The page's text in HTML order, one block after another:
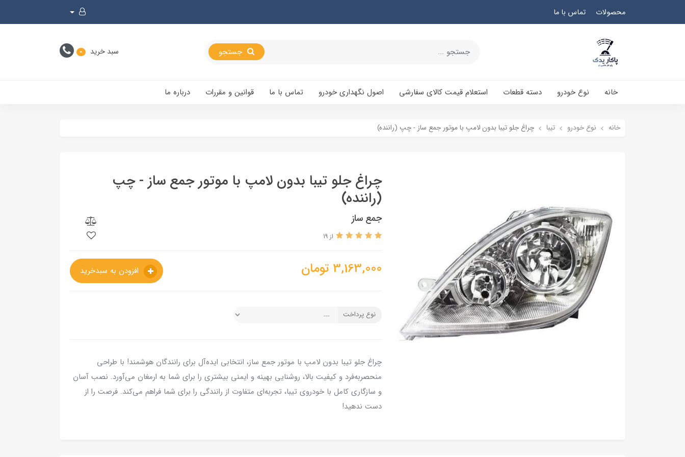
محصولات تماس با ما
سبد خرید 0
خانه نوع خودرو دسته قطعات استعلام قیمت کالای سفارشی اصول نگهداری خودرو تماس با ما قوانین و مقررات درباره ما
خانه نوع خودرو تیبا چراغ جلو تیبا بدون لامپ با موتور جمع ساز - چپ (راننده)
چراغ جلو تیبا بدون لامپ با موتور جمع ساز - چپ
(راننده)
جمع ساز
از 19
3,163,000 تومان
نوع پرداخت
چراغ جلو تیبا بدون لامپ با موتور جمع ساز، انتخابی ایده‌آل برای رانندگان هوشمند! با طراحی
منحصر‌به‌فرد و کیفیت بالا، روشنایی بهینه و ایمنی بیشتری را برای شما به ارمغان می‌آورد. نصب آسان
و سازگاری کامل با خودروی تیبا، تجربه‌ای متفاوت از رانندگی را برای شما فراهم می‌کند. فرصت را از
دست ندهید!